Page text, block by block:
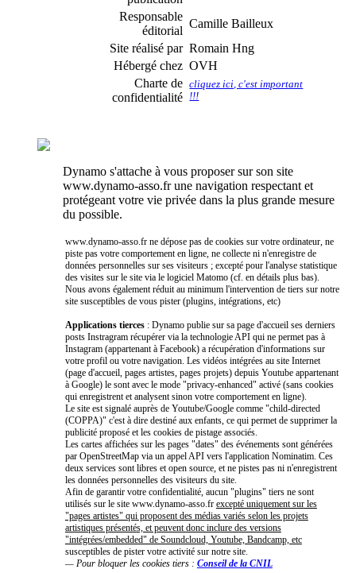
Responsable
éditorial
Camille Bailleux
Site réalisé par Romain Hng
Hébergé chez OVH
Charte de
confidentialité
cliquez ici, c'est important
!!!
Dynamo s'attache à vous proposer sur son site
www.dynamo-asso.fr une navigation respectant et
protégeant votre vie privée dans la plus grande mesure
du possible.
www.dynamo-asso.fr ne dépose pas de cookies sur votre ordinateur, ne
piste pas votre comportement en ligne, ne collecte ni n'enregistre de
données personnelles sur ses visiteurs ; excepté pour l'analyse statistique
des visites sur le site via le logiciel Matomo (cf. en détails plus bas).
Nous avons également réduit au minimum l'intervention de tiers sur notre
site susceptibles de vous pister (plugins, intégrations, etc)
Applications tierces : Dynamo publie sur sa page d'accueil ses derniers
posts Instragram récupérer via la technologie API qui ne permet pas à
Instagram (appartenant à Facebook) a récupération d'informations sur
votre profil ou votre navigation. Les vidéos intégrées au site Internet
(page d'accueil, pages artistes, pages projets) depuis Youtube appartenant
à Google) le sont avec le mode "privacy-enhanced" activé (sans cookies
qui enregistrent et analysent sinon votre comportement en ligne).
Le site est signalé auprès de Youtube/Google comme "child-directed
(COPPA)" c'est à dire destiné aux enfants, ce qui permet de supprimer la
publicité proposé et les cookies de pistage associés.
Les cartes affichées sur les pages "dates" des événements sont générées
par OpenStreetMap via un appel API vers l'application Nominatim. Ces
deux services sont libres et open source, et ne pistes pas ni n'enregistrent
les données personnelles des visiteurs du site.
Afin de garantir votre confidentialité, aucun "plugins" tiers ne sont
utilisés sur le site www.dynamo-asso.fr excepté uniquement sur les
"pages artistes" qui proposent des médias variés selon les projets
artistiques présentés, et peuvent donc inclure des versions
"intégrées/embedded" de Soundcloud, Youtube, Bandcamp, etc
susceptibles de pister votre activité sur notre site.
— Pour bloquer les cookies tiers : Conseil de la CNIL